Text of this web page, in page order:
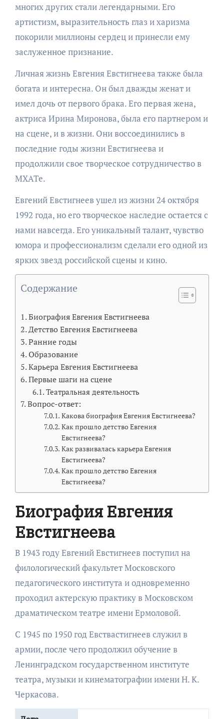
многих других стали легендарными. Его
артистизм, выразительность глаз и харизма
покорили миллионы сердец и принесли ему
заслуженное признание.
Личная жизнь Евгения Евстигнеева также была
богата и интересна. Он был дважды женат и
имел дочь от первого брака. Его первая жена,
актриса Ирина Миронова, была его партнером и
на сцене, и в жизни. Они воссоединились в
последние годы жизни Евстигнеева и
продолжили свое творческое сотрудничество в
МХАТе.
Евгений Евстигнеев ушел из жизни 24 октября
1992 года, но его творческое наследие остается с
нами навсегда. Его уникальный талант, чувство
юмора и профессионализм сделали его одной из
ярких звезд российской сцены и кино.
Содержание
Биография Евгения Евстигнеева
Детство Евгения Евстигнеева
Ранние годы
Образование
Карьера Евгения Евстигнеева
Первые шаги на сцене
Театральная деятельность
Вопрос-ответ:
Какова биография Евгения Евстигнеева?
Как прошло детство Евгения
Евстигнеева?
Как развивалась карьера Евгения
Евстигнеева?
Как прошло детство Евгения
Евстигнеева?
Биография Евгения
Евстигнеева
В 1943 году Евгений Евстигнеев поступил на
филологический факультет Московского
педагогического института и одновременно
проходил актерскую практику в Московском
драматическом театре имени Ермоловой.
С 1945 по 1950 год Евствастигнеев служил в
армии, после чего продолжил обучение в
Ленинградском государственном институте
театра, музыки и кинематографии имени Н. К.
Черкасова.